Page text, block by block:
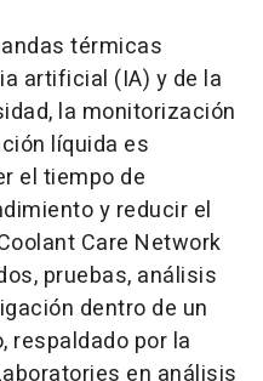
térmicas
artificial (IA) y de la
la monitorización
líquida es
el tiempo de
y reducir el
Care Network
pruebas, análisis
dentro de un
respaldado por la